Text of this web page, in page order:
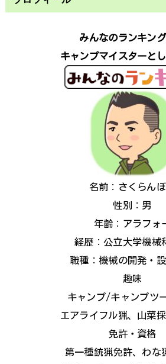
みんなのランキン
キャンプマイスターと
名前：さくらん
性別：男
年齢：アラフォ
経歴：公立大学機械
職種：機械の開発・
趣味
キャンプ/キャンプツ
エアライフル猟、山菜
免許・資格
第一種銃猟免許、わな